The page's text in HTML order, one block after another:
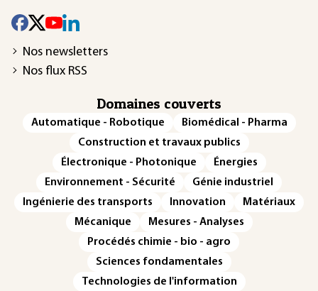
Nos newsletters
Nos flux RSS
Domaines couverts
Automatique - Robotique
Biomédical - Pharma
Construction et travaux publics
Électronique - Photonique
Énergies
Environnement - Sécurité
Génie industriel
Ingénierie des transports
Innovation
Matériaux
Mécanique
Mesures - Analyses
Procédés chimie - bio - agro
Sciences fondamentales
Technologies de l'information